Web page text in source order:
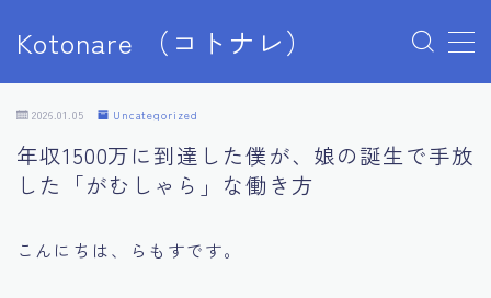
Kotonare （コトナレ）
MENU
ショップ
デモプリセット記事 Part04
デモプリセット記事 Part07
デモプリセット記事 Part07
2026.01.05 Uncategorized
年収1500万に到達した僕が、娘の誕生で手放
した「がむしゃら」な働き方
こんにちは、らもすです。